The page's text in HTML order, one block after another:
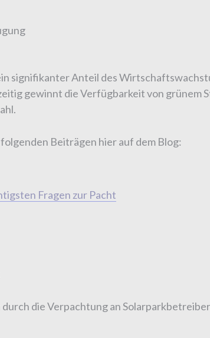
signifikanter Anteil des
gewinnt die Verfügbarkeit von grünem
Beiträgen hier auf dem Blog:
Fragen zur Pacht
die Verpachtung an